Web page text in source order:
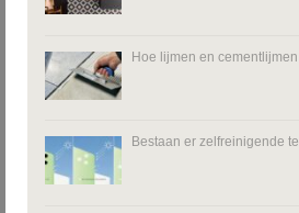
Hoe lijmen en
Bestaan er zelfreinigende